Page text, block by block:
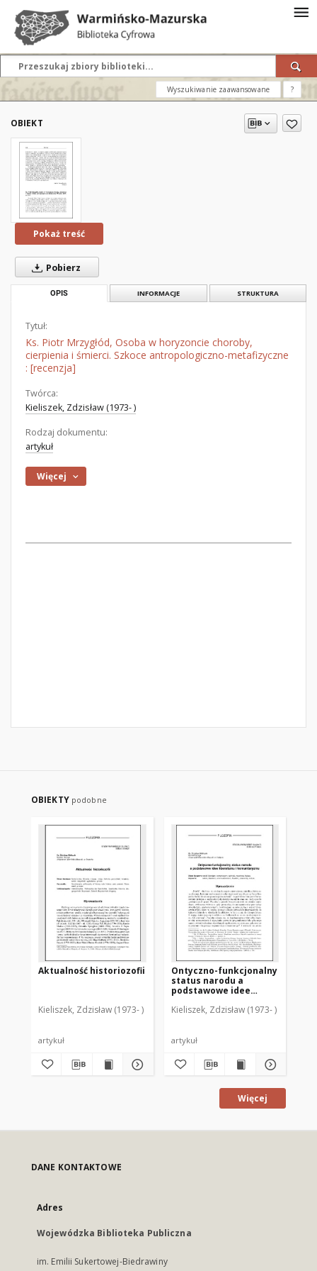
Wyszukiwanie zaawansowane ?
OBIEKT
Pokaż treść
Pobierz
OPIS INFORMACJE STRUKTURA
Tytuł:
Ks. Piotr Mrzygłód, Osoba w horyzoncie choroby,
cierpienia i śmierci. Szkoce antropologiczno-metafizyczne
: [recenzja]
Twórca:
Kieliszek, Zdzisław (1973- )
Rodzaj dokumentu:
artykuł
Więcej
OBIEKTY podobne
Aktualność historiozofii
Kieliszek, Zdzisław (1973- )
artykuł
Ontyczno-funkcjonalny
status narodu a
podstawowe idee
komunitaryzmu
Kieliszek, Zdzisław (1973- )
artykuł
Więcej
DANE KONTAKTOWE
Adres
Wojewódzka Biblioteka Publiczna
im. Emilii Sukertowej-Biedrawiny